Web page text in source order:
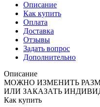
Описание
Как купить
Оплата
Доставка
Отзывы
Задать вопрос
Дополнительно
Описание
МОЖНО ИЗМЕНИТЬ
ИЛИ ЗАКАЗАТЬ
Как купить